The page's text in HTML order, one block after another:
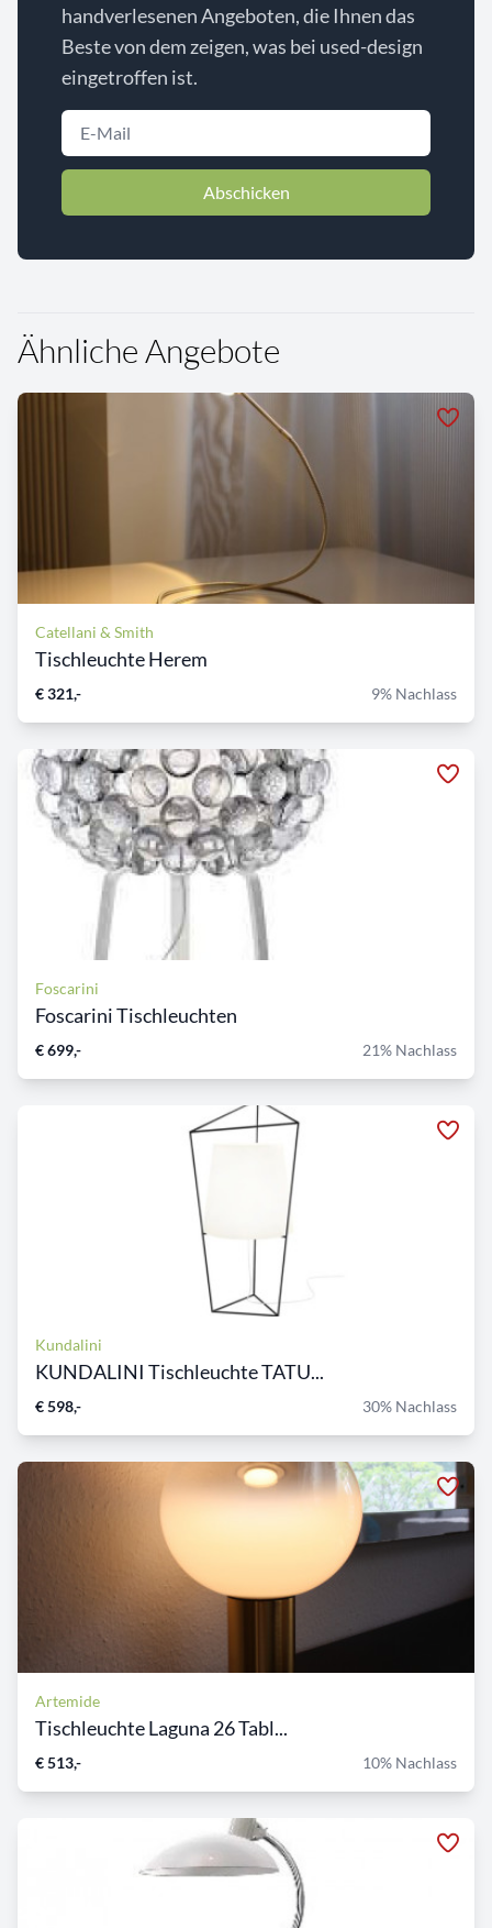
handverlesenen Angeboten, die Ihnen das
Beste von dem zeigen, was bei used-design
eingetroffen ist.
Abschicken
Ähnliche Angebote
Catellani & Smith
Tischleuchte Herem
€ 321,- 9% Nachlass
Foscarini
Foscarini Tischleuchten
€ 699,- 21% Nachlass
Kundalini
KUNDALINI Tischleuchte TATU...
€ 598,- 30% Nachlass
Artemide
Tischleuchte Laguna 26 Tabl...
€ 513,- 10% Nachlass